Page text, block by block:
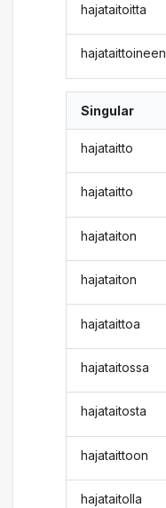
hajataitoitta
hajataittoineen
Singular
hajataitto
hajataitto
hajataiton
hajataiton
hajataittoa
hajataitossa
hajataitosta
hajataittoon
hajataitolla